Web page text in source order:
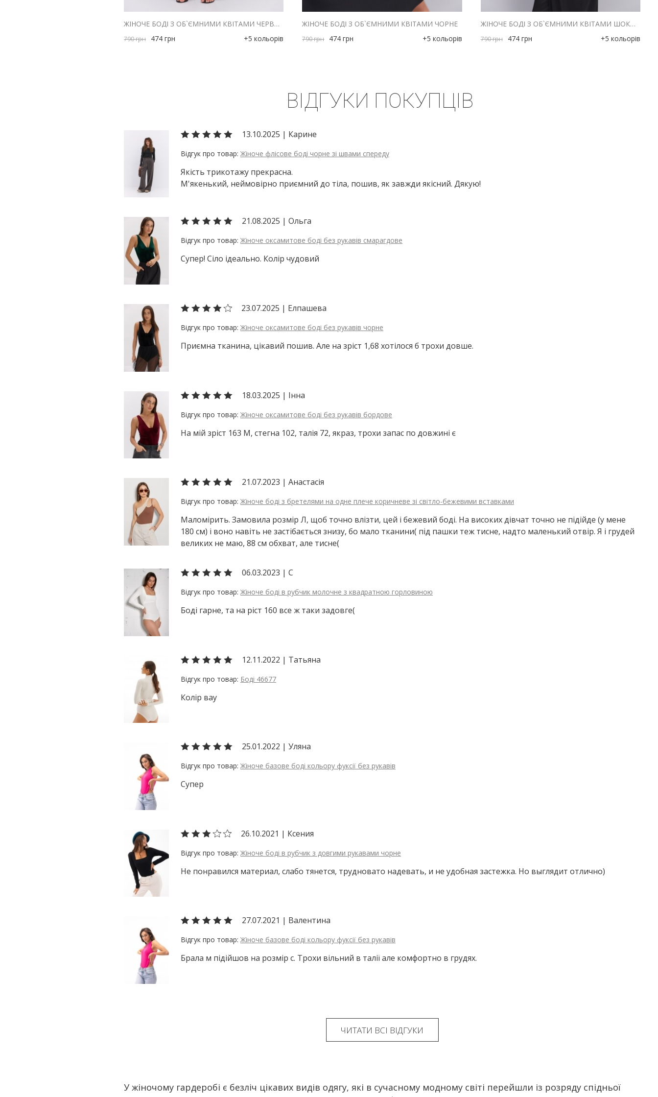
У жіночому гардеробі є безліч цікавих видів одягу, які в сучасному модному світі перейшли із розряду спідньої
ЖІНОЧЕ БОДІ З ОБ`ЄМНИМИ КВІТАМИ ЧЕРВОНЕ
790грн 474 грн +5 кольорів
ЖІНОЧЕ БОДІ З ОБ`ЄМНИМИ КВІТАМИ ЧОРНЕ
790грн 474 грн +5 кольорів
ЖІНОЧЕ БОДІ З ОБ`ЄМНИМИ КВІТАМИ ШОКОЛАДНЕ
790грн 474 грн +5 кольорів
ВІДГУКИ ПОКУПЦІВ
13.10.2025 | Карине
Жіноче флісове боді чорне зі швами спереду
Якість трикотажу прекрасна.
М'якенький, неймовірно приємний до тіла, пошив, як завжди якісний. Дякую!
21.08.2025 | Ольга
Жіноче оксамитове боді без рукавів смарагдове
Супер! Сіло ідеально. Колір чудовий
23.07.2025 | Елпашева
Жіноче оксамитове боді без рукавів чорне
Приємна тканина, цікавий пошив. Але на зріст 1,68 хотілося б трохи довше.
18.03.2025 | Інна
Жіноче оксамитове боді без рукавів бордове
На мій зріст 163 М, стегна 102, талія 72, якраз, трохи запас по довжині є
21.07.2023 | Анастасія
Жіноче боді з бретелями на одне плече коричневе зі світло-бежевими вставками
Маломірить. Замовила розмір Л, щоб точно влізти, цей і бежевий боді. На високих дівчат точно не підійде (у мене
180 см) і воно навіть не застібається знизу, бо мало тканини( під пашки теж тисне, надто маленький отвір. Я і грудей
великих не маю, 88 см обхват, але тисне(
06.03.2023 | С
Жіноче боді в рубчик молочне з квадратною горловиною
Боді гарне, та на ріст 160 все ж таки задовге(
12.11.2022 | Татьяна
Боді 46677
Колір вау
25.01.2022 | Уляна
Жіноче базове боді кольору фуксії без рукавів
Супер
26.10.2021 | Ксения
Жіноче боді в рубчик з довгими рукавами чорне
Не понравился материал, слабо тянется, трудновато надевать, и не удобная застежка. Но выглядит отлично)
27.07.2021 | Валентина
Жіноче базове боді кольору фуксії без рукавів
Брала м підійшов на розмір с. Трохи вільний в талії але комфортно в грудях.
ЧИТАТИ ВСІ ВІДГУКИ